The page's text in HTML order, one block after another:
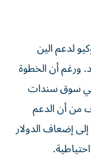
لدعم الين
ورغم أن الخطوة
سوق سندات
من أن الدعم
إضعاف الدولار